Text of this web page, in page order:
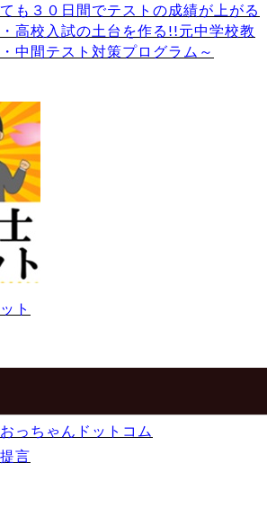
ても３０日間でテストの成績が上がる
高校入試の土台を作る!!元中学校教
中間テスト対策プログラム～
ト
っちゃんドットコム
言